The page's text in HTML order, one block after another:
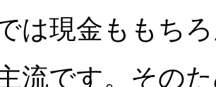
は現金ももち
流です。その